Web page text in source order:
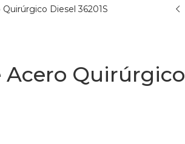
Diesel 36201S
Quirúrgico